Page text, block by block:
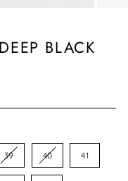
BLACK
39 40 41